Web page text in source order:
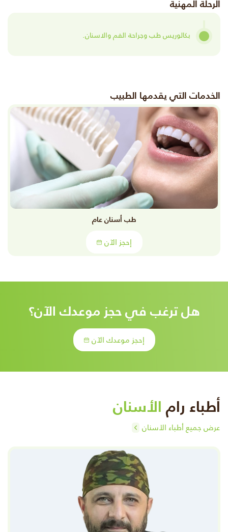
الرحلة المهنية
بكالوريس طب وجراحة الفم والاسنان.
الخدمات التي يقدمها الطبيب
طب أسنان عام
إحجز الآن
هل ترغب في حجز موعدك الآن؟
إحجز موعدك الآن
أطباء رامالأسنان
عرض جميع أطباء الأسنان